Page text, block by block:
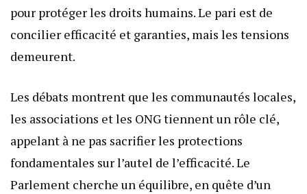
pour protéger les droits humains. Le pari est de
concilier efficacité et garanties, mais les tensions
demeurent.
Les débats montrent que les communautés locales,
les associations et les ONG tiennent un rôle clé,
appelant à ne pas sacrifier les protections
fondamentales sur l’autel de l’efficacité. Le
Parlement cherche un équilibre, en quête d’un